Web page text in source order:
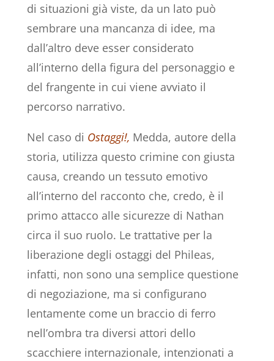
di situazioni già viste, da un lato può
sembrare una mancanza di idee, ma
dall’altro deve esser considerato
all’interno della figura del personaggio e
del frangente in cui viene avviato il
percorso narrativo.
Nel caso di Ostaggi!, Medda, autore della
storia, utilizza questo crimine con giusta
causa, creando un tessuto emotivo
all’interno del racconto che, credo, è il
primo attacco alle sicurezze di Nathan
circa il suo ruolo. Le trattative per la
liberazione degli ostaggi del Phileas,
infatti, non sono una semplice questione
di negoziazione, ma si configurano
lentamente come un braccio di ferro
nell’ombra tra diversi attori dello
scacchiere internazionale, intenzionati a